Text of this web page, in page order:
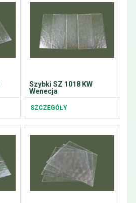
Szybki SZ 1018 KW
Wenecja
SZCZEGÓŁY